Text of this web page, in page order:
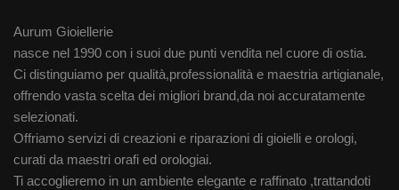
Aurum Gioiellerie
nasce nel 1990 con i suoi due punti vendita nel cuore di ostia.
Ci distinguiamo per qualità,professionalità e maestria artigianale,
offrendo vasta scelta dei migliori brand,da noi accuratamente
selezionati.
Offriamo servizi di creazioni e riparazioni di gioielli e orologi,
curati da maestri orafi ed orologiai.
Ti accoglieremo in un ambiente elegante e raffinato ,trattandoti